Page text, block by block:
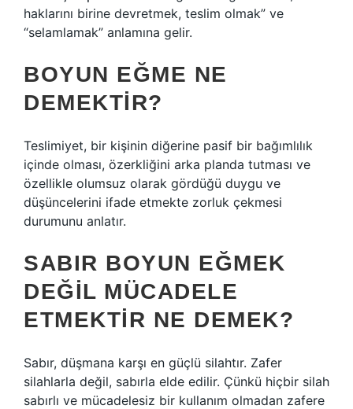
haklarını birine devretmek, teslim olmak” ve
“selamlamak” anlamına gelir.
BOYUN EĞME NE
DEMEKTIR?
Teslimiyet, bir kişinin diğerine pasif bir bağımlılık
içinde olması, özerkliğini arka planda tutması ve
özellikle olumsuz olarak gördüğü duygu ve
düşüncelerini ifade etmekte zorluk çekmesi
durumunu anlatır.
SABIR BOYUN EĞMEK
DEĞIL MÜCADELE
ETMEKTIR NE DEMEK?
Sabır, düşmana karşı en güçlü silahtır. Zafer
silahlarla değil, sabırla elde edilir. Çünkü hiçbir silah
sabırlı ve mücadelesiz bir kullanım olmadan zafere